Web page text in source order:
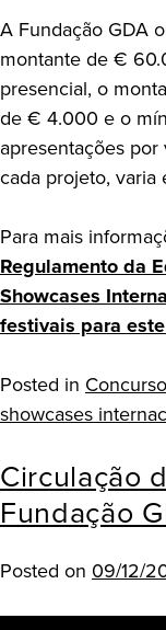
A Fundação GDA
montante de €
presencial, o
de € 4.000 e o
apresentações
cada projeto,
Para mais
Regulamento da
Showcases
festivais para
Posted in
showcases
Circulação
Fundação
Posted on 09/12/